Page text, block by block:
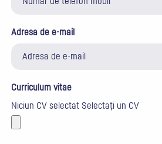
Adresa de e-mail
Curriculum vitae
Niciun CV selectat Selectați un CV